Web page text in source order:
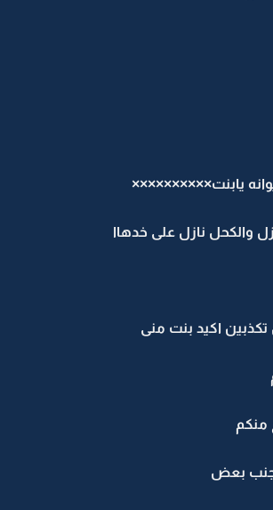
يابنت××××××××××
والكحل نازل على خدهاا
تكذبين اكيد بنت منى
منكم
جنب بعض